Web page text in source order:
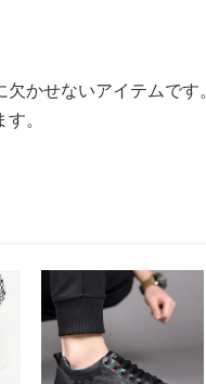
かせないアイテムです。
。